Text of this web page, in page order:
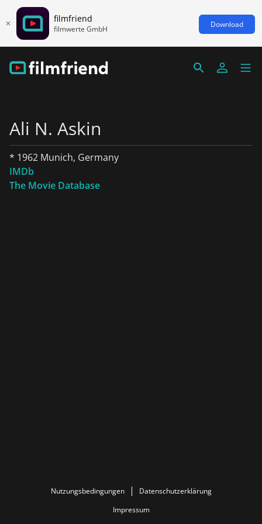
filmfriend
filmwerte GmbH Download
Ali N. Askin
* 1962 Munich, Germany
IMDb
The Movie Database
Nutzungsbedingungen
Datenschutzerklärung
Impressum